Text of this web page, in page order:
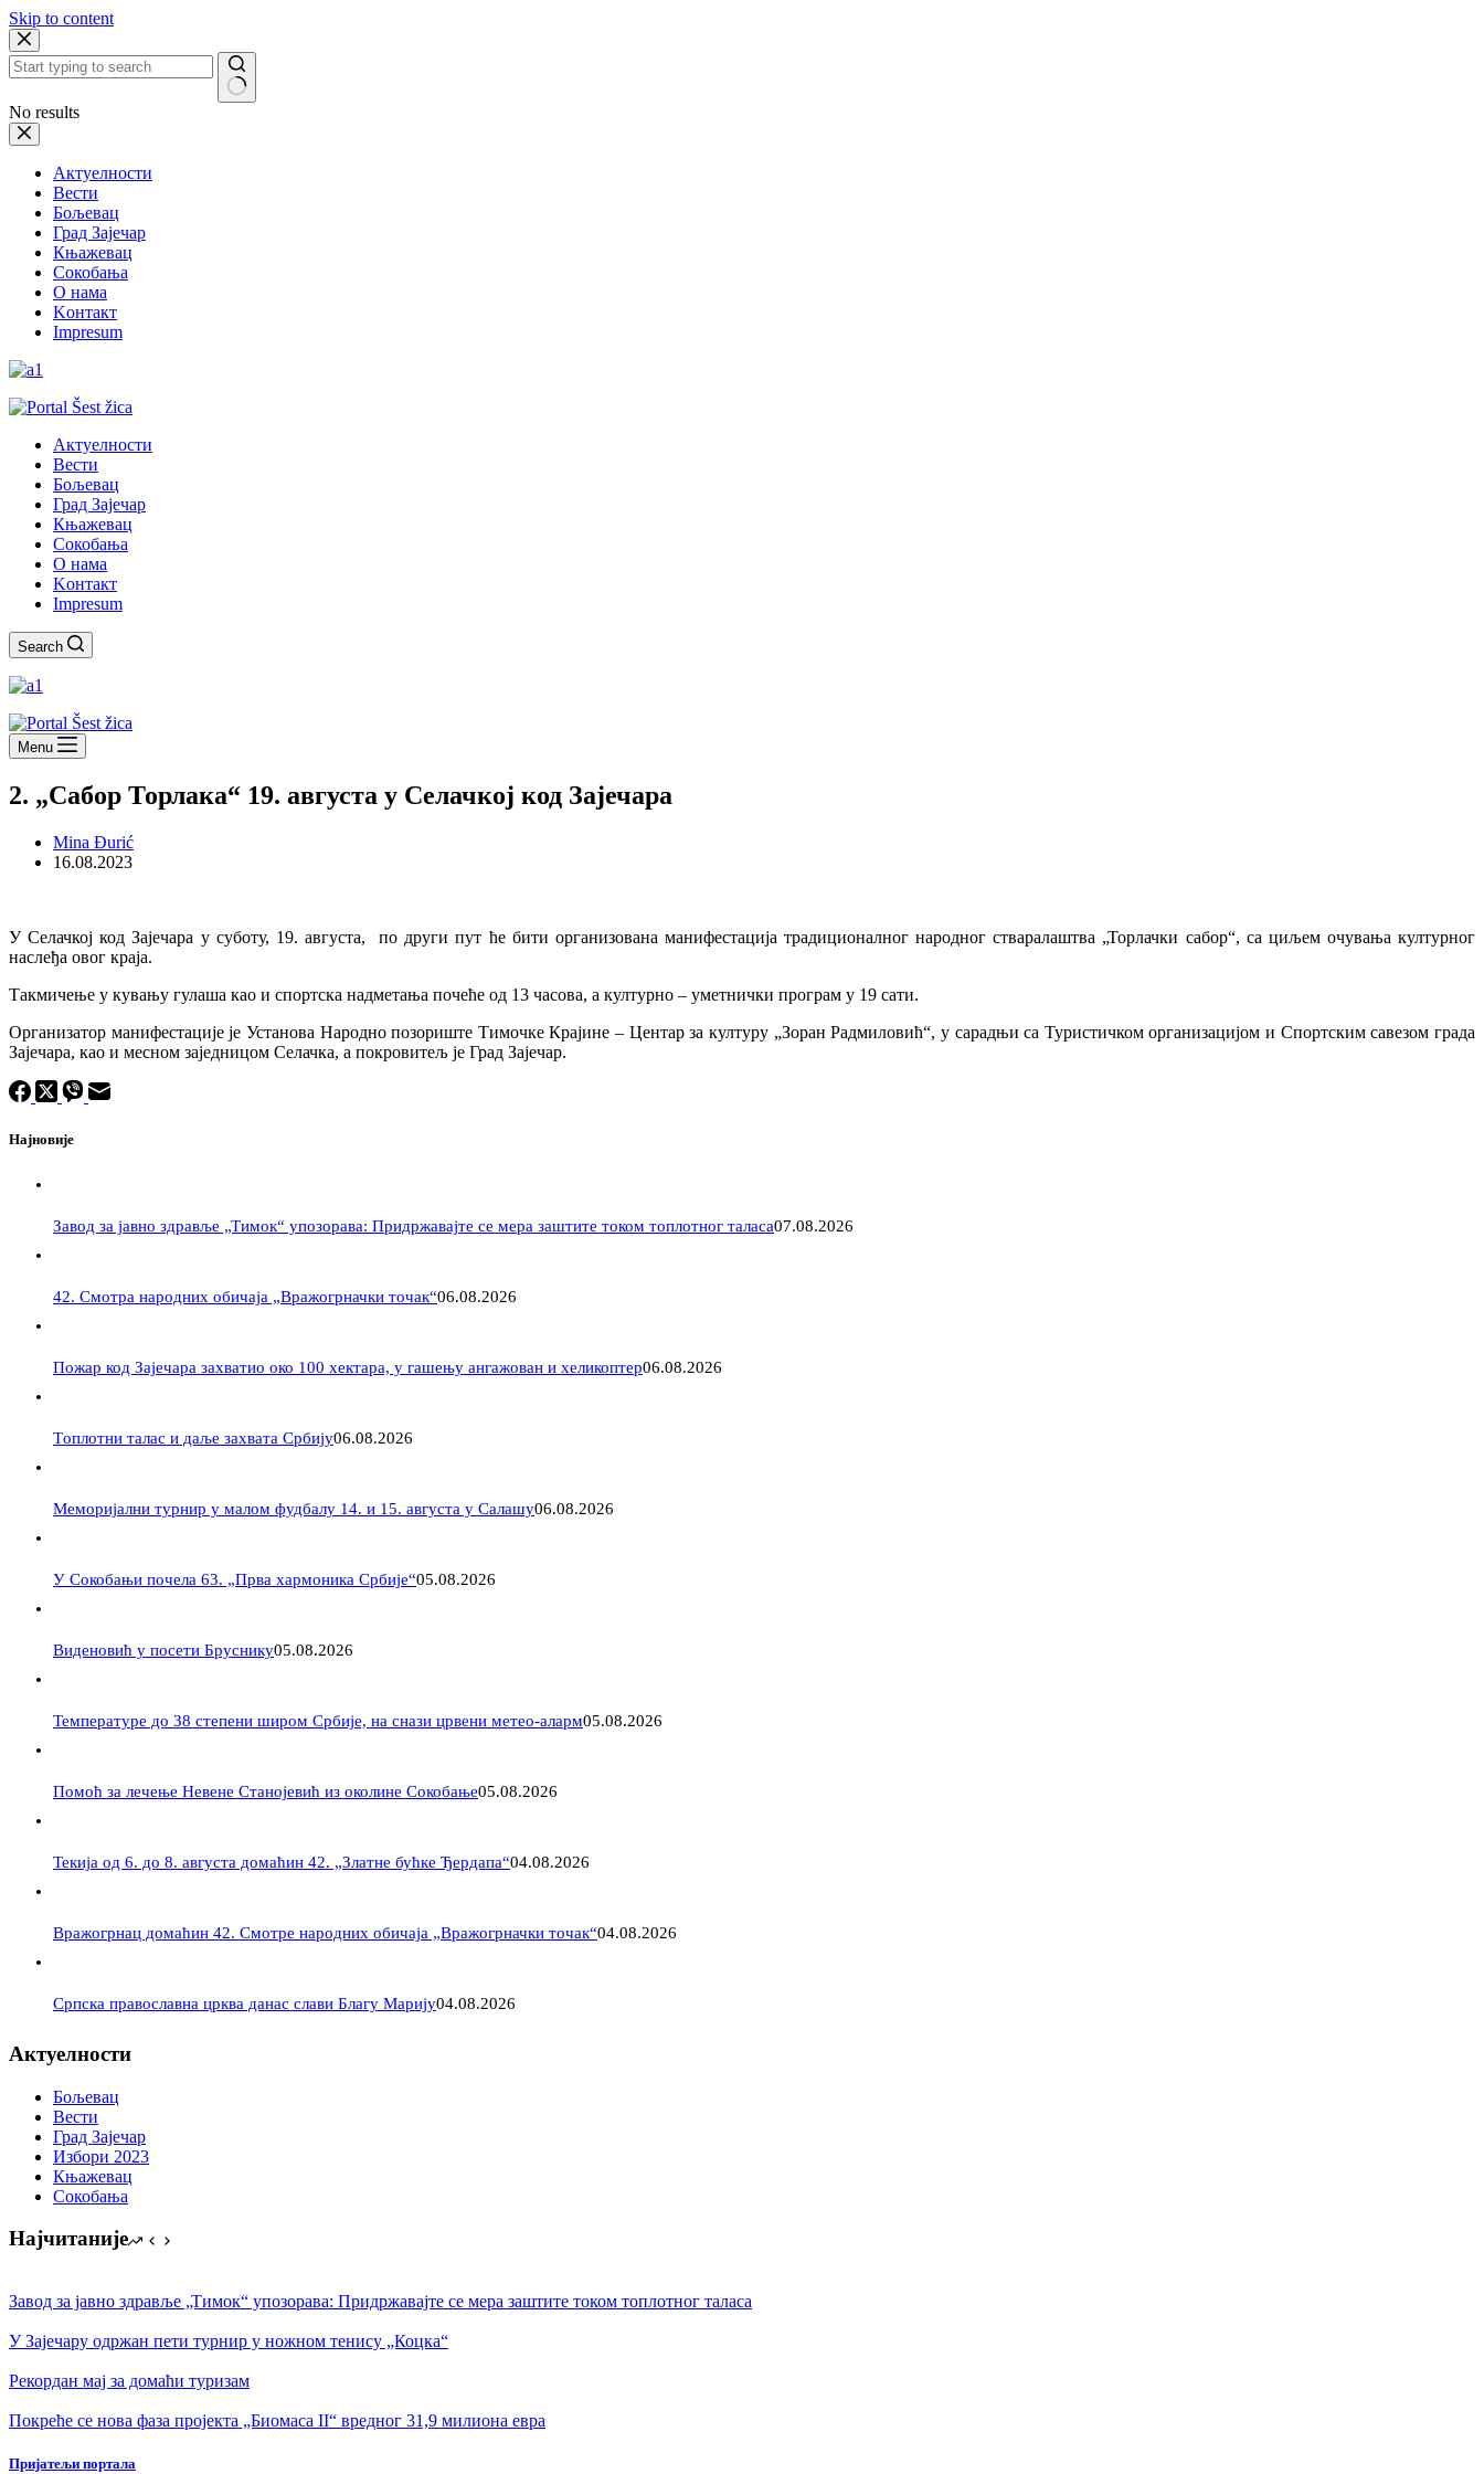
Skip to content
No results
Актуелности
Вести
Бољевац
Град Зајечар
Књажевац
Сокобања
O нама
Kонтакт
Impresum
Актуелности
Вести
Бољевац
Град Зајечар
Књажевац
Сокобања
O нама
Kонтакт
Impresum
Search
Menu
2. „Сабор Торлака“ 19. августа у Селачкој код Зајечара
Mina Đurić
16.08.2023
У Селачкој код Зајечара у суботу, 19. августа, по други пут ће бити организована манифестација традиционалног народног стваралаштва „Торлачки сабор“, са циљем очувања културног
наслеђа овог краја.
Такмичење у кувању гулаша као и спортска надметања почеће од 13 часова, а културно – уметнички програм у 19 сати.
Организатор манифестације је Установа Народно позориште Тимочке Крајине – Центар за културу „Зоран Радмиловић“, у сарадњи са Туристичком организацијом и Спортским савезом града
Зајечара, као и месном заједницом Селачка, а покровитељ је Град Зајечар.
Најновије
Завод за јавно здравље „Тимок“ упозорава: Придржавајте се мера заштите током топлотног таласа07.08.2026
42. Смотра народних обичаја „Вражогрначки точак“06.08.2026
Пожар код Зајечара захватио око 100 хектара, у гашењу ангажован и хеликоптер06.08.2026
Tоплотни талас и даље захвата Србију06.08.2026
Меморијални турнир у малом фудбалу 14. и 15. августа у Салашу06.08.2026
У Сокобањи почела 63. „Прва хармоника Србије“05.08.2026
Виденовић у посети Бруснику05.08.2026
Температуре до 38 степени широм Србије, на снази црвени метео-аларм05.08.2026
Помоћ за лечење Невене Станојевић из околине Сокобање05.08.2026
Текија од 6. до 8. августа домаћин 42. „Златне бућке Ђердапа“04.08.2026
Вражогрнац домаћин 42. Смотре народних обичаја „Вражогрначки точак“04.08.2026
Српска православна црква данас слави Благу Марију04.08.2026
Актуелности
Бољевац
Вести
Град Зајечар
Избори 2023
Књажевац
Сокобања
Најчитаније
Завод за јавно здравље „Тимок“ упозорава: Придржавајте се мера заштите током топлотног таласа
У Зајечару одржан пети турнир у ножном тенису „Коцка“
Рекордан мај за домаћи туризам
Покреће се нова фаза пројекта „Биомаса II“ вредног 31,9 милиона евра
Пријатељи портала